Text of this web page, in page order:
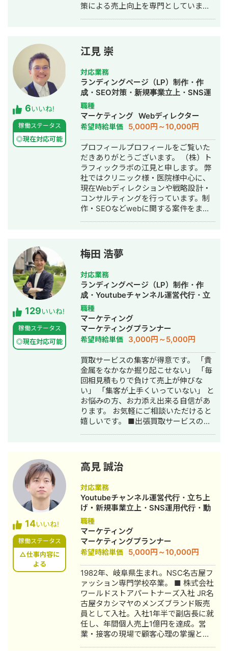
策による売上向上を専門としていま
した。SEO対策においては、ゼロから
立ち上げた新規サイトをニッチ市場で
サービスキーワード検索1位に導き、月
間1.5万PV、月商500万円の売上を実現
した実績があります。 エンジニア知識
を持ったSEOディレクターとして、大
量のページを作成するようないわゆる
データベース型のサイトの構築も得意
です。 競合が対応しきれないような細
かいキーワードまで対策して、お問合
せにつなげる戦略でお客様の売上に貢
献します。 少し珍しいキャリアの特徴
として、Fリーグ（フットサル日本トッ
プリーグ）のエスポラーダ北海道、バ
サジィ大分でプロ選手として活動しな
がらWeb制作の経験を積んできました
（バサジィ大分在籍時は完全プロ契約
のため1年間休職）。 アスリートとし
ロジェクトに全力で取り組みます。
6いいね!
稼働ステータス
◎現在対応可能
江見 崇
対応業務
ランディングページ（LP）制作・作
成・SEO対策・新規事業立上・SNS運
用代行・記事作成代行・ライティン
グ・翻訳・ホームページ制作・作成・
バナー制作・デザイン・ロゴデザイ
ン・作成・イラスト制作・リスティン
グ広告運用代行
職種
マーケティング Webディレクター
希望時給単価 5,000円～10,000円
プロフィールプロフィールをご覧いた
だきありがとうございます。 （株）ト
ラフィックラボの江見と申します。 弊
社ではクリニック様・医院様中心に、
現在Webディレクションや戦略設計・
コンサルティングを行っています。制
作・SEOなどwebに関する案件をまる
また、常にレスを早めに対応を心がけ
ておりまして24時間365日対応が可能
です。 実際、弊社は地域名＋施術で上
位表示が得意得意で、かなりの施術名
をハックしています。 また、医療広告
ガイドライン、薬機法にも対応した知
見もあり安全性にも対応しておりま
す。 ■実績■ ・某美容系ビックワード
で圏外→10位以内（半年） ・美容施術
系ビッグワード 2位 ・新規患者数PV
が3ヶ月で２倍 ・半年で新規患者数が
1.5倍！
129いいね!
稼働ステータス
◎現在対応可能
梅田 浩夢
対応業務
ランディングページ（LP）制作・作
成・Youtubeチャンネル運営代行・立
ち上げ・SEO対策・SNS運用代行・記
事作成代行・ライティング・ホームペ
ージ制作・作成・リスティング広告運
用代行・オウンドメディア制作・構
築・運用代行
職種
マーケティング
マーケティングプランナー
希望時給単価 3,000円～5,000円
買取サービスの集客が得意です。 「貴
金属をなかなか掘り起こせない」 「毎
回相見積もりで負けて売上が伸びな
い」 「集客が上手くいっていない」 と
お悩みの方、お力添え出来る自信があ
ります。 お気軽にご相談いただけると
嬉しいです。 ■出張買取サービスの集
ケ支援会社（当時社員7名）にインター
ンとして参画し、案件獲得に向けた自
社集客（SEO・Web広告運用・LP制
作・YouTubeチャンネル運用・メール
マーケティング等）を担当。 2022年3
月 名古屋大学理学部数学科卒。 2022
年4月〜 Webマーケ会社勤務。人材
系クライアントを主に担当。 2024年11
月 これまでの経験を活かして独立し、
株式会社プラマーケを設立。 ホームペ
ージ：https://plumarke.co.jp/ ■実績
（※一部抜粋） #広告運用 ・出張買取
サービスにて、ROAS350%など、好調
な事例が複数あり。 ・StockSun営業
代行サービス「カリトルくん」、
StockSunサロンの広告運用を担当。
・ベンチャー企業~大手企業のWebマ
ーケティング支援に携わり、Web広告
運用、LP制作を担当。費用対効果を
14いいね!
稼働ステータス
△仕事内容に
よる
高見 誠治
対応業務
Youtubeチャンネル運営代行・立ち上
げ・新規事業立上・SNS運用代行・動
画制作・動画編集
職種
マーケティング
マーケティングプランナー
希望時給単価 5,000円～10,000円
1982年、岐阜県生まれ。NSC名古屋フ
ァッション専門学校卒業。 ■ 株式会社
ワールドストアパートナーズ入社 JR名
古屋タカシマヤのメンズブランド販売
員として入社。入社1年半で副店長に就
任し、年間個人売上1億円を達成。営
業・接客の現場で顧客心理の掌握と売